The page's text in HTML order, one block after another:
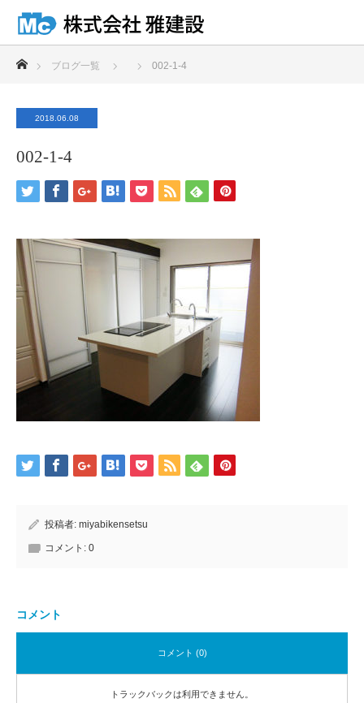
ブログ一覧 002-1-4
2018.06.08
002-1-4
投稿者: miyabikensetsu
コメント: 0
コメント
コメント (0)
トラックバックは利用できません。